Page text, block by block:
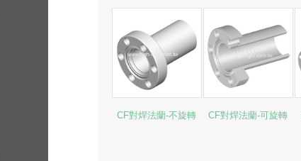
CF對焊法蘭-不旋轉 CF對焊法蘭-可旋轉